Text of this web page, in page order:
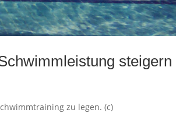
steigern
zu legen. (c)